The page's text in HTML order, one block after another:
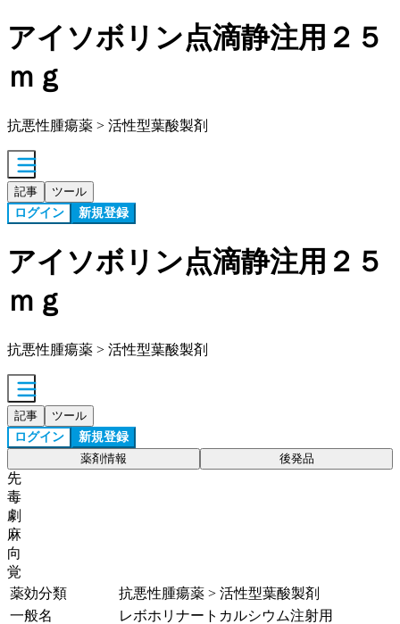
アイソボリン点滴静注用２５
ｍｇ
抗悪性腫瘍薬 > 活性型葉酸製剤
記事 ツール
ログイン 新規登録
アイソボリン点滴静注用２５
ｍｇ
抗悪性腫瘍薬 > 活性型葉酸製剤
記事 ツール
ログイン 新規登録
薬剤情報 後発品
先
毒
劇
麻
向
覚
薬効分類
抗悪性腫瘍薬 > 活性型葉酸製剤
一般名
レボホリナートカルシウム注射用